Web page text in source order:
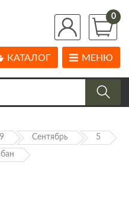
0
МЕНЮ
КАТАЛОГ
Сентябрь 5